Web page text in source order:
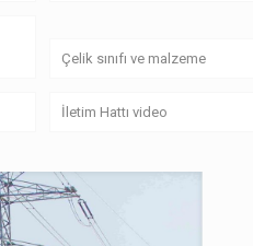
Çelik sınıfı ve malzeme
İletim Hattı video